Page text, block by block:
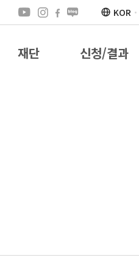
KOR
재단 신청/결과